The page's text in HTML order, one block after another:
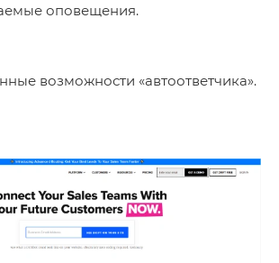
оповещения.
возможности «автоответчика».